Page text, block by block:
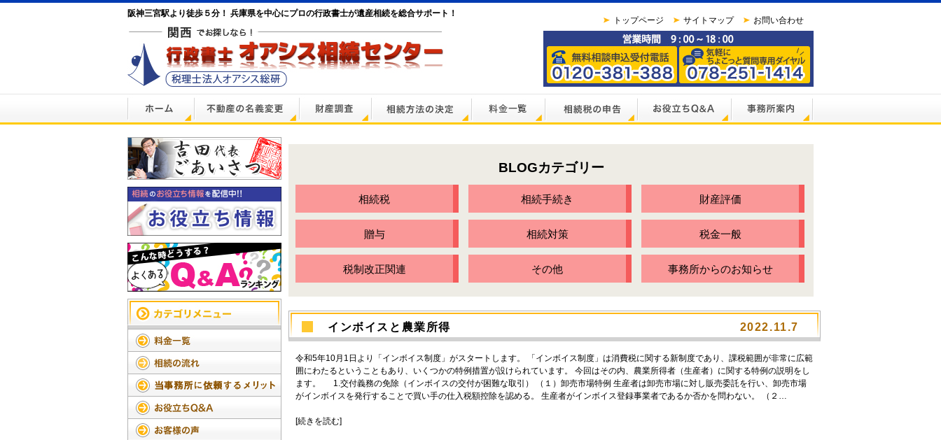
阪神三宮駅より徒歩５分！ 兵庫県を中心にプロの行政書士が遺産相続を総合サポート！
お問い合わせ
サイトマップ
トップページ
BLOGカテゴリー
相続税 相続手続き 財産評価
贈与 相続対策 税金一般
税制改正関連 その他 事務所からのお知らせ
インボイスと農業所得 2022.11.7
令和5年10月1日より「インボイス制度」がスタートします。 「インボイス制度」は消費税に関する新制度であり、課税範囲が非常に広範
囲にわたるということもあり、いくつかの特例措置が設けられています。 今回はその内、農業所得者（生産者）に関する特例の説明をし
ます。 1.交付義務の免除（インボイスの交付が困難な取引） （１）卸売市場特例 生産者は卸売市場に対し販売委託を行い、卸売市場
がインボイスを発行することで買い手の仕入税額控除を認める。 生産者がインボイス登録事業者であるか否かを問わない。 （２…
[続きを読む]